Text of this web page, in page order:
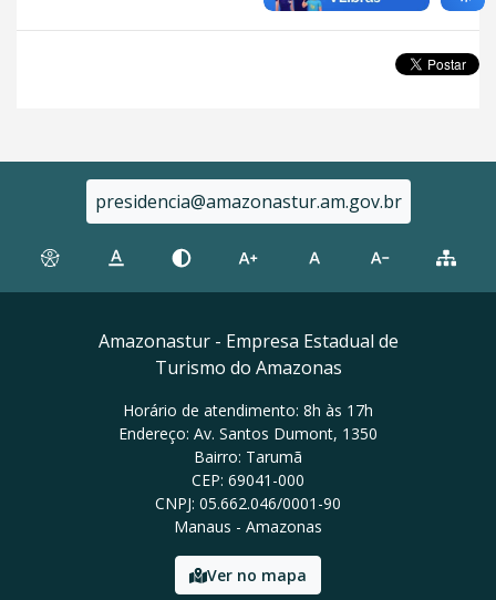
presidencia@amazonastur.am.gov.br
Amazonastur - Empresa Estadual de
Turismo do Amazonas
Horário de atendimento: 8h às 17h
Endereço: Av. Santos Dumont, 1350
Bairro: Tarumã
CEP: 69041-000
CNPJ: 05.662.046/0001-90
Manaus - Amazonas
Ver no mapa